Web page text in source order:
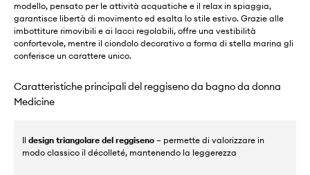
modello, pensato per le attività acquatiche e il relax in spiaggia,
garantisce libertà di movimento ed esalta lo stile estivo. Grazie alle
imbottiture rimovibili e ai lacci regolabili, offre una vestibilità
confortevole, mentre il ciondolo decorativo a forma di stella marina gli
conferisce un carattere unico.
Caratteristiche principali del reggiseno da bagno da donna
Medicine
Il design triangolare del reggiseno – permette di valorizzare in
modo classico il décolleté, mantenendo la leggerezza